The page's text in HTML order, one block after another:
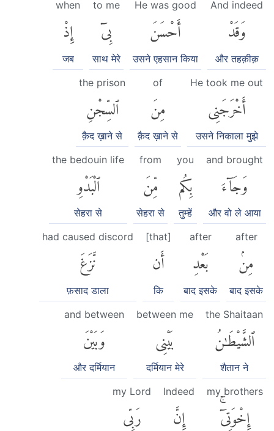
And indeed
وَقَدْ
और तहक़ीक़
He was good
أَحْسَنَ
उसने एहसान किया
to me
بِىٓ
साथ मेरे
when
إِذْ
जब
He took me out
أَخْرَجَنِى
उसने निकाला मुझे
of
مِنَ
क़ैद ख़ाने से
the prison
ٱلسِّجْنِ
क़ैद ख़ाने से
and brought
وَجَآءَ
और वो ले आया
you
بِكُم
तुम्हें
from
مِّنَ
सेहरा से
the bedouin life
ٱلْبَدْوِ
सेहरा से
after
مِنۢ
बाद इसके
after
بَعْدِ
बाद इसके
[that]
أَن
कि
had caused discord
نَّزَغَ
फ़साद डाला
the Shaitaan
ٱلشَّيْطَٰنُ
शैतान ने
between me
بَيْنِى
दर्मियान मेरे
and between
وَبَيْنَ
और दर्मियान
my brothers
إِخْوَتِىٓۚ
Indeed
إِنَّ
my Lord
رَبِّى